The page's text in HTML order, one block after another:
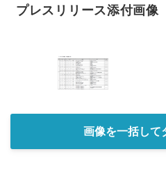
プレスリリース添付画像
画像を一括して